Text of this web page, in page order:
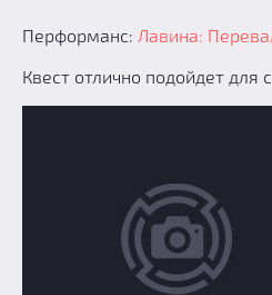
Перформанс: Лавина:
Квест отлично подойдет для